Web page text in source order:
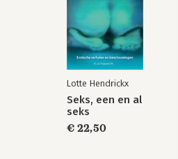
Lotte Hendrickx
Seks, een en al
seks
€ 22,50